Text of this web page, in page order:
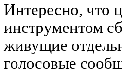
Интересно, что
инструментом
живущие
голосовые